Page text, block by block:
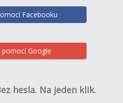
Facebooku
pomocí Google
hesla. Na jeden klik.